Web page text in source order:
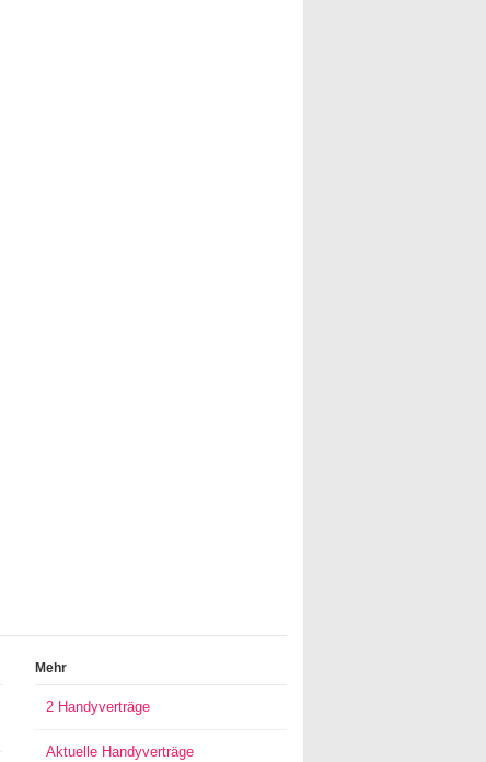
Mehr
2 Handyverträge
Aktuelle Handyverträge